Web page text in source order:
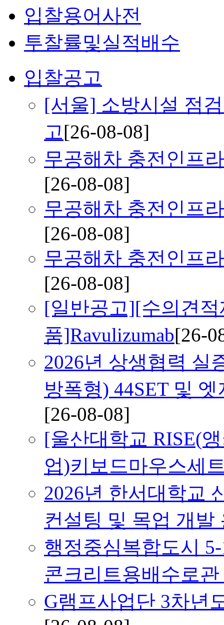
입찰용어사전
투찰률및실적배수
입찰공고
[서울] 소방시설 점
고[26-08-08]
무공해차 충전인프
[26-08-08]
무공해차 충전인프
[26-08-08]
무공해차 충전인프
[26-08-08]
[일반공고][수의견
품]Ravulizumab[26-
2026년 상생협력 실
방폭형) 44SET 및
[26-08-08]
[울산대학교 RISE(
업)키보드마우스세
2026년 한서대학교
컨설팅 및 목업 개발
행정중심복합도시
콘크리트용배수로
G램프사업단 3차년